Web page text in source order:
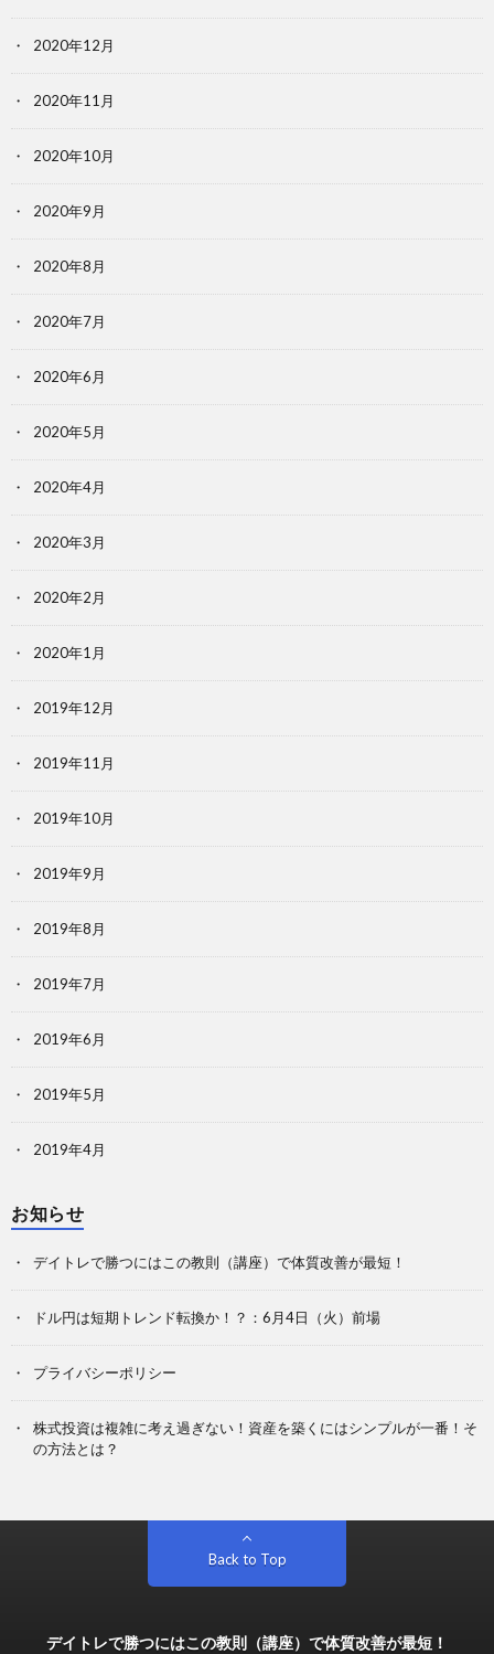
2020年12月
2020年11月
2020年10月
2020年9月
2020年8月
2020年7月
2020年6月
2020年5月
2020年4月
2020年3月
2020年2月
2020年1月
2019年12月
2019年11月
2019年10月
2019年9月
2019年8月
2019年7月
2019年6月
2019年5月
2019年4月
お知らせ
デイトレで勝つにはこの教則（講座）で体質改善が最短！
ドル円は短期トレンド転換か！？：6月4日（火）前場
プライバシーポリシー
株式投資は複雑に考え過ぎない！資産を築くにはシンプルが一番！そ
の方法とは？
Back to Top
デイトレで勝つにはこの教則（講座）で体質改善が最短！